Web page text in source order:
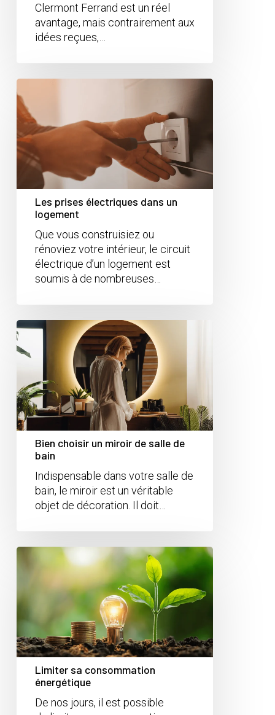
Clermont Ferrand est un réel
avantage, mais contrairement aux
idées reçues,…
Les prises électriques dans un
logement
Que vous construisiez ou
rénoviez votre intérieur, le circuit
électrique d’un logement est
soumis à de nombreuses…
Bien choisir un miroir de salle de
bain
Indispensable dans votre salle de
bain, le miroir est un véritable
objet de décoration. Il doit…
Limiter sa consommation
énergétique
De nos jours, il est possible